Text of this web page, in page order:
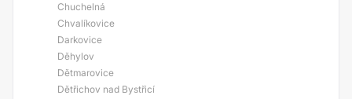
Chuchelná
Chvalíkovice
Darkovice
Děhylov
Dětmarovice
Dětřichov nad Bystřicí